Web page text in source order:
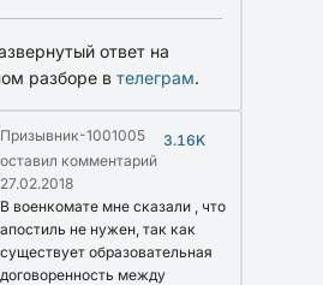
ответ на
разборе в телеграм.
Призывник-1001005
3.16K
оставил комментарий
27.02.2018
В военкомате мне сказали , что
апостиль не нужен, так как
существует образовательная
договоренность между